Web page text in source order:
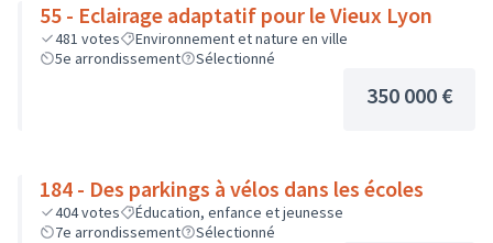
55 - Eclairage adaptatif pour le Vieux Lyon
481 votes
Environnement et nature en ville
5e arrondissement
Sélectionné
350 000 €
184 - Des parkings à vélos dans les écoles
404votes
Éducation, enfance et jeunesse
7e arrondissement
Sélectionné